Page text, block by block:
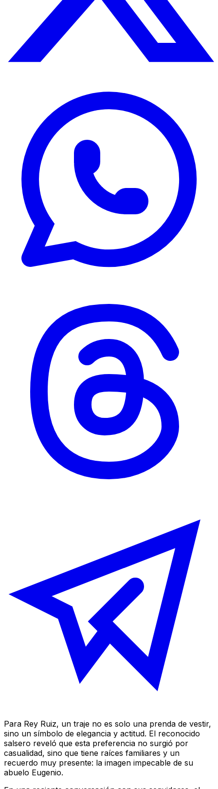
Para Rey Ruiz, un traje no es solo una prenda de vestir,
sino un símbolo de elegancia y actitud. El reconocido
salsero reveló que esta preferencia no surgió por
casualidad, sino que tiene raíces familiares y un
recuerdo muy presente: la imagen impecable de su
abuelo Eugenio.